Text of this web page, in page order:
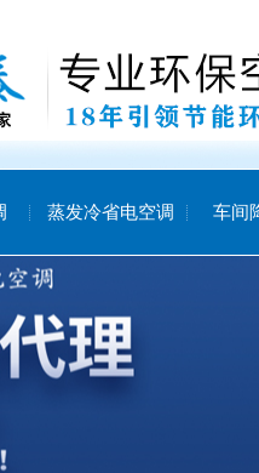
蒸发冷省电空调 车间